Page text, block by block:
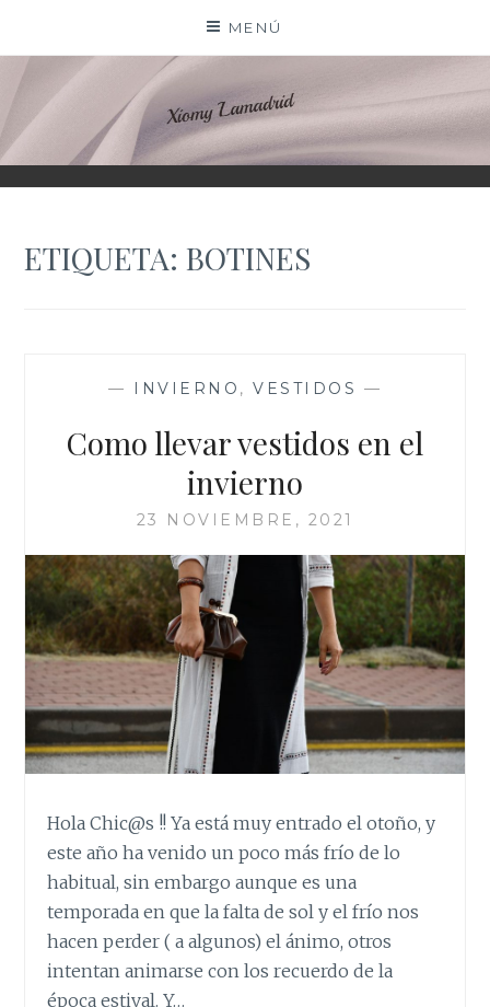
contenido
MENÚ
XIOMY LAMADRID
ETIQUETA:BOTINES
— INVIERNO , VESTIDOS —
Como llevar vestidos en el
invierno
23 NOVIEMBRE, 2021
Hola Chic@s !! Ya está muy entrado el otoño, y
este año ha venido un poco más frío de lo
habitual, sin embargo aunque es una
temporada en que la falta de sol y el frío nos
hacen perder ( a algunos) el ánimo, otros
intentan animarse con los recuerdo de la
época estival. Y…